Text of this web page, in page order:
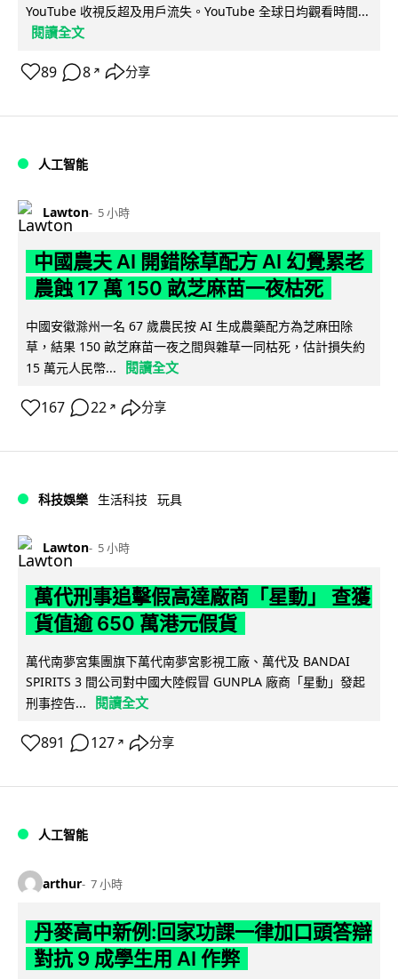
YouTube 收視反超及用戶流失。YouTube 全球日均觀看時間...
閱讀全文
89 8 ↗ 分享
人工智能
Lawton 5 小時
中國農夫 AI 開錯除草配方 AI 幻覺累老
農蝕 17 萬 150 畝芝麻苗一夜枯死
中國安徽滁州一名 67 歲農民按 AI 生成農藥配方為芝麻田除
草，結果 150 畝芝麻苗一夜之間與雜草一同枯死，估計損失約
15 萬元人民幣...
閱讀全文
167 22 ↗ 分享
科技娛樂 生活科技 玩具
Lawton 5 小時
萬代刑事追擊假高達廠商「星動」 查獲
貨值逾 650 萬港元假貨
萬代南夢宮集團旗下萬代南夢宮影視工廠、萬代及 BANDAI
SPIRITS 3 間公司對中國大陸假冒 GUNPLA 廠商「星動」發起
刑事控告...
閱讀全文
891 127 ↗ 分享
人工智能
arthur 7 小時
丹麥高中新例:回家功課一律加口頭答辯
對抗 9 成學生用 AI 作弊